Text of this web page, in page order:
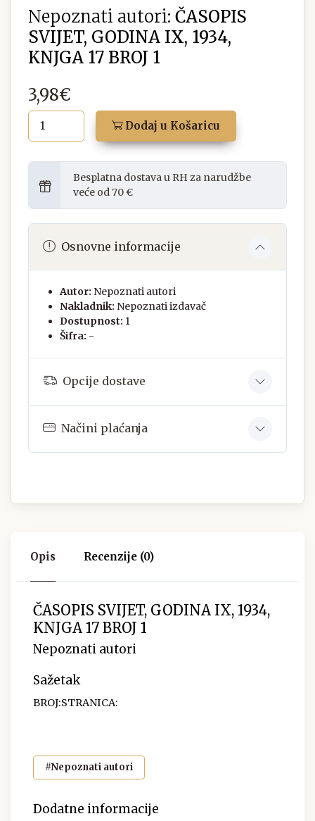
Nepoznati autori: ČASOPIS
SVIJET, GODINA IX, 1934,
KNJGA 17 BROJ 1
3,98€
Dodaj u Košaricu
Besplatna dostava u RH za narudžbe
veće od 70 €
Osnovne informacije
Autor: Nepoznati autori
Nakladnik: Nepoznati izdavač
Dostupnost: 1
Šifra: -
Opcije dostave
Načini plaćanja
Opis Recenzije (0)
ČASOPIS SVIJET, GODINA IX, 1934,
KNJGA 17 BROJ 1
Nepoznati autori
Sažetak
BROJ:STRANICA:
#Nepoznati autori
Dodatne informacije